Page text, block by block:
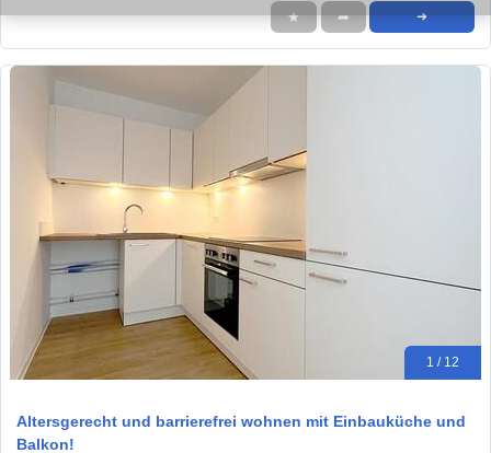
★ ➦ ➜
1 / 12
Altersgerecht und barrierefrei wohnen mit Einbauküche und
Balkon!